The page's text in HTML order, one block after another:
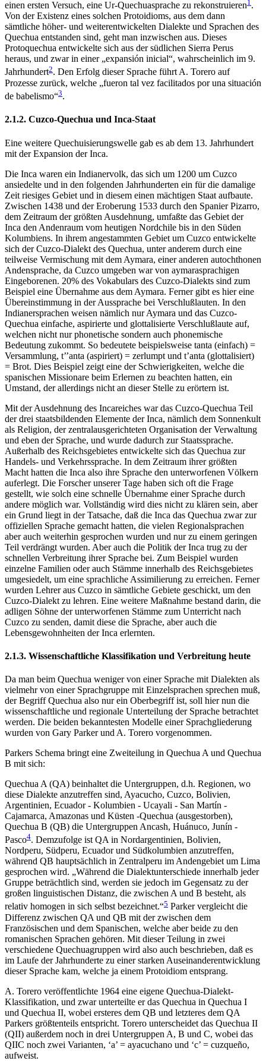
einen ersten Versuch, eine Ur-Quechuasprache zu rekonstruieren1.
Von der Existenz eines solchen Protoidioms, aus dem dann
sämtliche höher- und weiterentwickelten Dialekte und Sprachen des
Quechua entstanden sind, geht man inzwischen aus. Dieses
Protoquechua entwickelte sich aus der südlichen Sierra Perus
heraus, und zwar in einer „expansión inicial“, wahrscheinlich im 9.
Jahrhundert2. Den Erfolg dieser Sprache führt A. Torero auf
Prozesse zurück, welche „fueron tal vez facilitados por una situación
de babelismo“3.
2.1.2. Cuzco-Quechua und Inca-Staat
Eine weitere Quechuisierungswelle gab es ab dem 13. Jahrhundert
mit der Expansion der Inca.
Die Inca waren ein Indianervolk, das sich um 1200 um Cuzco
ansiedelte und in den folgenden Jahrhunderten ein für die damalige
Zeit riesiges Gebiet und in diesem einen mächtigen Staat aufbaute.
Zwischen 1438 und der Eroberung 1533 durch den Spanier Pizarro,
dem Zeitraum der größten Ausdehnung, umfaßte das Gebiet der
Inca den Andenraum vom heutigen Nordchile bis in den Süden
Kolumbiens. In ihrem angestammten Gebiet um Cuzco entwickelte
sich der Cuzco-Dialekt des Quechua, unter anderem durch eine
teilweise Vermischung mit dem Aymara, einer anderen autochthonen
Andensprache, da Cuzco umgeben war von aymarasprachigen
Eingeborenen. 20% des Vokabulars des Cuzco-Dialekts sind zum
Beispiel eine Übernahme aus dem Aymara. Ferner gibt es hier eine
Übereinstimmung in der Aussprache bei Verschlußlauten. In den
Indianersprachen weisen nämlich nur Aymara und das Cuzco-
Quechua einfache, aspirierte und glottalisierte Verschlußlaute auf,
welchen nicht nur phonetische sondern auch phonemische
Bedeutung zukommt. So bedeutete beispielsweise tanta (einfach) =
Versammlung, t’’anta (aspiriert) = zerlumpt und t’anta (glottalisiert)
= Brot. Dies Beispiel zeigt eine der Schwierigkeiten, welche die
spanischen Missionare beim Erlernen zu beachten hatten, ein
Umstand, der allerdings nicht an dieser Stelle zu erörtern ist.
Mit der Ausdehnung des Incareiches war das Cuzco-Quechua Teil
der drei staatsbildenden Elemente der Inca, nämlich dem Sonnenkult
als Religion, der zentralausgerichteten Organisation der Verwaltung
und eben der Sprache, und wurde dadurch zur Staatssprache.
Außerhalb des Reichsgebietes entwickelte sich das Quechua zur
Handels- und Verkehrssprache. In dem Zeitraum ihrer größten
Macht hatten die Inca also ihre Sprache den unterworfenen Völkern
auferlegt. Die Forscher unserer Tage haben sich oft die Frage
gestellt, wie solch eine schnelle Übernahme einer Sprache durch
andere möglich war. Vollständig wird dies nicht zu klären sein, aber
ein Grund liegt in der Tatsache, daß die Inca das Quechua zwar zur
offiziellen Sprache gemacht hatten, die vielen Regionalsprachen
aber auch weiterhin gesprochen wurden und nur zu einem geringen
Teil verdrängt wurden. Aber auch die Politik der Inca trug zu der
schnellen Verbreitung ihrer Sprache bei. Zum Beispiel wurden
einzelne Familien oder auch Stämme innerhalb des Reichsgebietes
umgesiedelt, um eine sprachliche Assimilierung zu erreichen. Ferner
wurden Lehrer aus Cuzco in sämtliche Gebiete geschickt, um den
Cuzco-Dialekt zu lehren. Eine weitere Maßnahme bestand darin, die
adligen Söhne der unterworfenen Stämme zum Unterricht nach
Cuzco zu senden, damit diese die Sprache, aber auch die
Lebensgewohnheiten der Inca erlernten.
2.1.3. Wissenschaftliche Klassifikation und Verbreitung heute
Da man beim Quechua weniger von einer Sprache mit Dialekten als
vielmehr von einer Sprachgruppe mit Einzelsprachen sprechen muß,
der Begriff Quechua also nur ein Oberbegriff ist, soll hier nun die
wissenschaftliche und regionale Unterteilung der Sprache betrachtet
werden. Die beiden bekanntesten Modelle einer Sprachgliederung
wurden von Gary Parker und A. Torero vorgenommen.
Parkers Schema bringt eine Zweiteilung in Quechua A und Quechua
B mit sich:
Quechua A (QA) beinhaltet die Untergruppen, d.h. Regionen, wo
diese Dialekte anzutreffen sind, Ayacucho, Cuzco, Bolivien,
Argentinien, Ecuador - Kolumbien - Ucayali - San Martín -
Cajamarca, Amazonas und Küsten -Quechua (ausgestorben),
Quechua B (QB) die Untergruppen Ancash, Huánuco, Junín -
Pasco4. Demzufolge ist QA in Nordargentinien, Bolivien,
Nordperu, Südperu, Ecuador und Südkolumbien anzutreffen,
während QB hauptsächlich in Zentralperu im Andengebiet um Lima
gesprochen wird. „Während die Dialektunterschiede innerhalb jeder
Gruppe beträchtlich sind, werden sie jedoch im Gegensatz zu der
großen linguistischen Distanz, die zwischen A und B besteht, als
relativ homogen in sich selbst bezeichnet.“5 Parker vergleicht die
Differenz zwischen QA und QB mit der zwischen dem
Französischen und dem Spanischen, welche aber beide zu den
romanischen Sprachen gehören. Mit dieser Teilung in zwei
verschiedene Quechuagruppen wird also auch beschrieben, daß es
im Laufe der Jahrhunderte zu einer starken Auseinanderentwicklung
dieser Sprache kam, welche ja einem Protoidiom entsprang.
A. Torero veröffentlichte 1964 eine eigene Quechua-Dialekt-
Klassifikation, und zwar unterteilte er das Quechua in Quechua I
und Quechua II, wobei ersteres dem QB und letzteres dem QA
Parkers größtenteils entspricht. Torero unterscheidet das Quechua II
(QII) außerdem noch in drei Untergruppen A, B und C, wobei das
QIIC noch zwei Varianten, ‘a’ = ayacuchano und ‘c’ = cuzqueño,
aufweist.